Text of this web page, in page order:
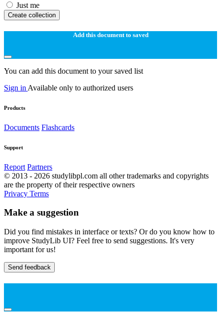
Just me
Create collection
Add this document to saved
You can add this document to your saved list
Sign in Available only to authorized users
Products
Documents Flashcards
Support
Report Partners
© 2013 - 2026 studylibpl.com all other trademarks and copyrights
are the property of their respective owners
Privacy Terms
Make a suggestion
Did you find mistakes in interface or texts? Or do you know how to
improve StudyLib UI? Feel free to send suggestions. It's very
important for us!
Send feedback